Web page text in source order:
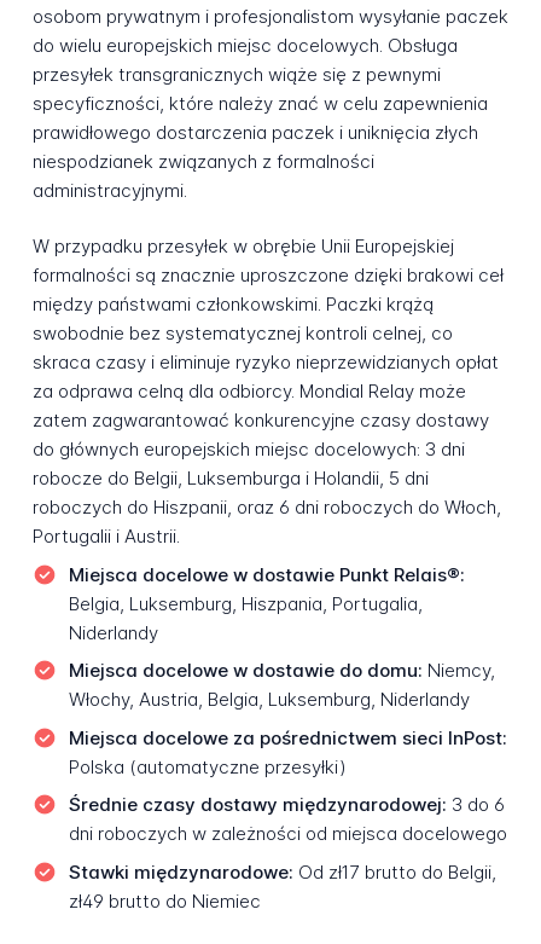
osobom prywatnym i profesjonalistom wysyłanie paczek
do wielu europejskich miejsc docelowych. Obsługa
przesyłek transgranicznych wiąże się z pewnymi
specyficzności, które należy znać w celu zapewnienia
prawidłowego dostarczenia paczek i uniknięcia złych
niespodzianek związanych z formalności
administracyjnymi.
W przypadku przesyłek w obrębie Unii Europejskiej
formalności są znacznie uproszczone dzięki brakowi ceł
między państwami członkowskimi. Paczki krążą
swobodnie bez systematycznej kontroli celnej, co
skraca czasy i eliminuje ryzyko nieprzewidzianych opłat
za odprawa celną dla odbiorcy. Mondial Relay może
zatem zagwarantować konkurencyjne czasy dostawy
do głównych europejskich miejsc docelowych: 3 dni
robocze do Belgii, Luksemburga i Holandii, 5 dni
roboczych do Hiszpanii, oraz 6 dni roboczych do Włoch,
Portugalii i Austrii.
Miejsca docelowe w dostawie Punkt Relais®:
Belgia, Luksemburg, Hiszpania, Portugalia,
Niderlandy
Miejsca docelowe w dostawie do domu: Niemcy,
Włochy, Austria, Belgia, Luksemburg, Niderlandy
Miejsca docelowe za pośrednictwem sieci InPost:
Polska (automatyczne przesyłki)
Średnie czasy dostawy międzynarodowej: 3 do 6
dni roboczych w zależności od miejsca docelowego
Stawki międzynarodowe: Od zł17 brutto do Belgii,
zł49 brutto do Niemiec